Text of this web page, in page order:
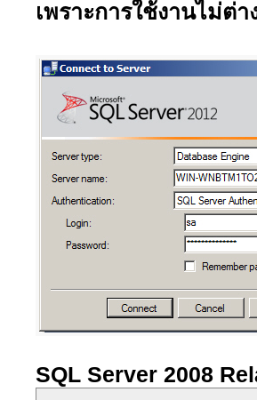
เพราะการใช้งานไม่ต่
SQL Server 2008